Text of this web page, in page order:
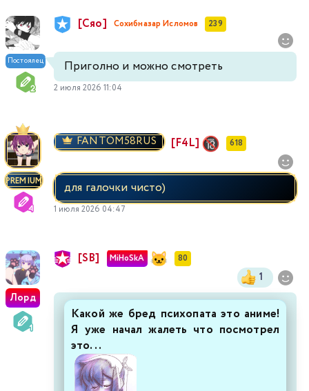
Постоялец
[Сяо] Сохибназар Исломов 239
Приголно и можно смотреть
2 июля 2026 11:04
PREMIUM
FANTOM58RUS [F4L] 618
для галочки чисто)
1 июля 2026 04:47
Лорд
[SB] MiHoSkA 80
1
Какой же бред психопата это аниме!
Я уже начал жалеть что посмотрел
это...